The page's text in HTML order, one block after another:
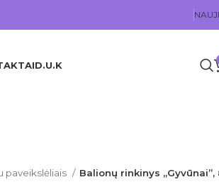
D.U.K
paveikslėliais Balionų rinkinys „Gyvūnai”,